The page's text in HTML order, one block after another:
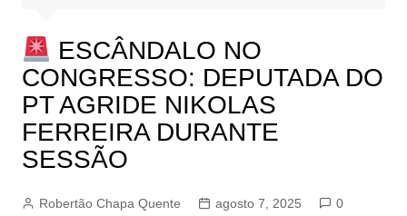
ESCÂNDALO NO
CONGRESSO: DEPUTADA DO
PT AGRIDE NIKOLAS
FERREIRA DURANTE
SESSÃO
Robertão Chapa Quente agosto 7, 2025
0